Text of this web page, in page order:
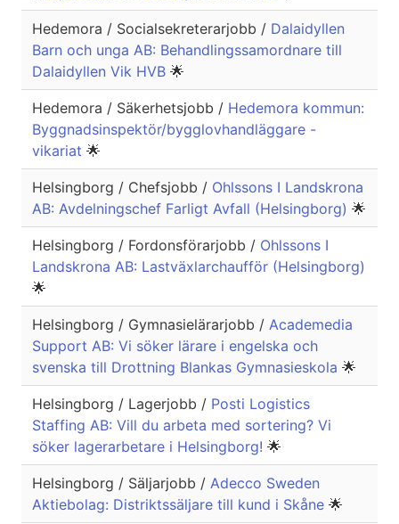
Hedemora / Socialsekreterarjobb / Dalaidyllen
Barn och unga AB: Behandlingssamordnare till
Dalaidyllen Vik HVB 🌟
Hedemora / Säkerhetsjobb / Hedemora kommun:
Byggnadsinspektör/bygglovhandläggare -
vikariat 🌟
Helsingborg / Chefsjobb / Ohlssons I Landskrona
AB: Avdelningschef Farligt Avfall (Helsingborg) 🌟
Helsingborg / Fordonsförarjobb / Ohlssons I
Landskrona AB: Lastväxlarchaufför (Helsingborg)
🌟
Helsingborg / Gymnasielärarjobb / Academedia
Support AB: Vi söker lärare i engelska och
svenska till Drottning Blankas Gymnasieskola 🌟
Helsingborg / Lagerjobb / Posti Logistics
Staffing AB: Vill du arbeta med sortering? Vi
söker lagerarbetare i Helsingborg! 🌟
Helsingborg / Säljarjobb / Adecco Sweden
Aktiebolag: Distriktssäljare till kund i Skåne 🌟